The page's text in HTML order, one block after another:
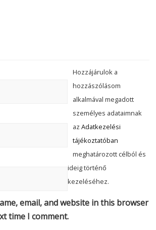
email, and website in this browser
time I comment.
Hozzájárulok a
hozzászólásom
alkalmával megadott
személyes adataimnak
azAdatkezelési
tájékoztatóban
meghatározott célból és
ideig történő
kezeléséhez.